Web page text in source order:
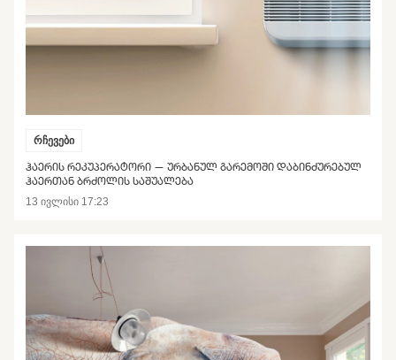
რჩევები
ᲰᲐᲔᲠᲘᲡ ᲠᲔᲙᲣᲞᲔᲠᲐᲢᲝᲠᲘ — ᲣᲠᲑᲐᲜᲣᲚ ᲒᲐᲠᲔᲛᲝᲨᲘ ᲓᲐᲑᲘᲜᲫᲣᲠᲔᲑᲣᲚ
ᲰᲐᲔᲠᲗᲐᲜ ᲑᲠᲫᲝᲚᲘᲡ ᲡᲐᲨᲣᲐᲚᲔᲑᲐ
13 ივლისი 17:23